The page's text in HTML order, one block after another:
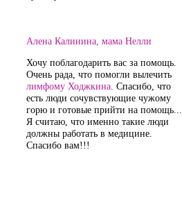
Алена Калинина, мама Нелли
Хочу поблагодарить вас за помощь.
Очень рада, что помогли вылечить
лимфому Ходжкина. Спасибо, что
есть люди сочувствующие чужому
горю и готовые прийти на помощь...
Я считаю, что именно такие люди
должны работать в медицине.
Спасибо вам!!!